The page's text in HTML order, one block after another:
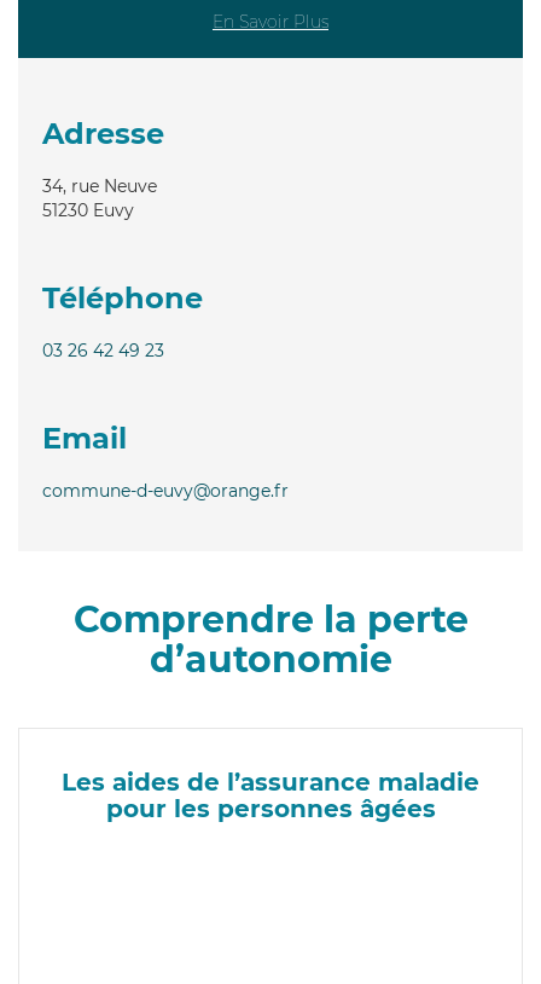
En Savoir Plus
Adresse
34, rue Neuve
51230 Euvy
Téléphone
03 26 42 49 23
Email
commune-d-euvy@orange.fr
Comprendre la perte
d’autonomie
Les aides de l’assurance maladie
pour les personnes âgées